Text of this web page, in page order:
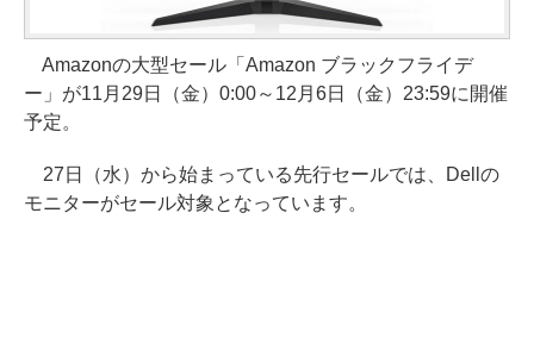
Amazonの大型セール「Amazon ブラックフライデ
ー」が11月29日（金）0:00～12月6日（金）23:59に開催
予定。
27日（水）から始まっている先行セールでは、Dellの
モニターがセール対象となっています。